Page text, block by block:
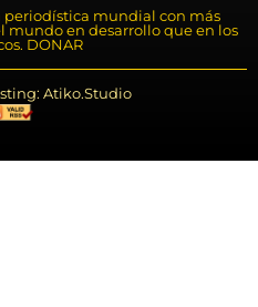
periodística mundial con más
mundo en desarrollo que en los
DONAR
Atiko.Studio